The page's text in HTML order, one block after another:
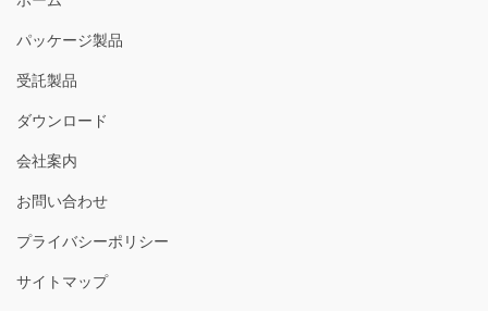
パッケージ製品
受託製品
ダウンロード
会社案内
お問い合わせ
プライバシーポリシー
サイトマップ